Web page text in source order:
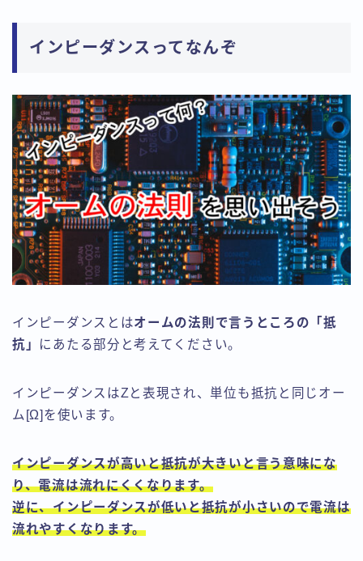
インピーダンスってなんぞ
インピーダンスとはオームの法則で言うところの「抵
抗」 にあたる部分と考えてください。
インピーダンスはZと表現され、単位も抵抗と同じオー
ム[Ω]を使います。
インピーダンスが高いと抵抗が大きいと言う意味にな
り、電流は流れにくくなります。
逆に、インピーダンスが低いと抵抗が小さいので電流は
流れやすくなります。